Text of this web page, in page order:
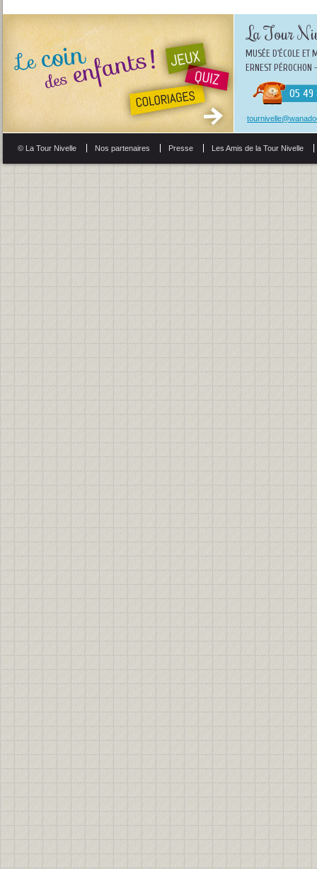
La Tour
MUSÉE D'ÉCOLE ET
ERNEST
05 49
© La Tour Nivelle Nos partenaires Presse Les Amis de la Tour Nivelle